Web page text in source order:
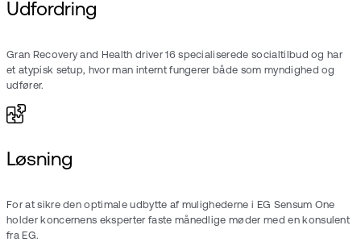
Udfordring
Gran Recovery and Health driver 16 specialiserede socialtilbud og har
et atypisk setup, hvor man internt fungerer både som myndighed og
udfører.
Løsning
For at sikre den optimale udbytte af mulighederne i EG Sensum One
holder koncernens eksperter faste månedlige møder med en konsulent
fra EG.